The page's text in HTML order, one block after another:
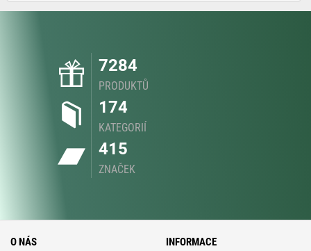
7284
PRODUKTŮ
174
KATEGORIÍ
415
ZNAČEK
O NÁS INFORMACE